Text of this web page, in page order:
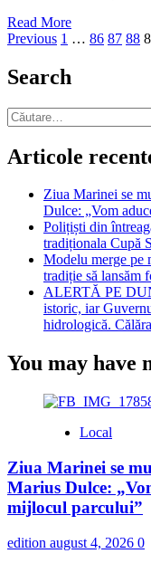
Read MoreRead
more
Coarnă:
a
fost
în
pușcărie.
Paginație
articole
Previous 1 … 86 87 88
Search
Caută
după:
Articole
Ziua Marinei se
Dulce: „Vom
Polițiști din
tradiționala Cupă
Modelu merge
tradiție să lansăm
ALERTĂ PE
istoric, iar
hidrologică.
You may have
Local
Ziua Marinei se
Marius Dulce:
mijlocul parcului”
edition august 4, 2026 0